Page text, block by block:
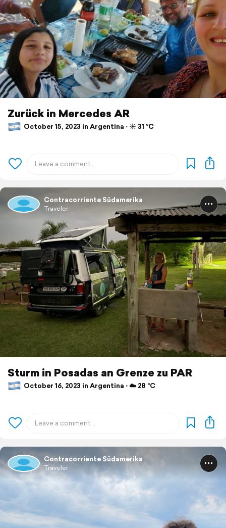
Zurück in Mercedes AR
October 15, 2023 in Argentina ⋅ ☀️ 31 °C
Contracorriente Südamerika
Traveler
Sturm in Posadas an Grenze zu PAR
October 16, 2023 in Argentina ⋅ ☁️ 28 °C
Contracorriente Südamerika
Traveler